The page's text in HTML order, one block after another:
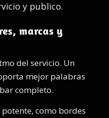
y publico.
marcas y
del servicio. Un
mejor palabras
completo.
como bordes